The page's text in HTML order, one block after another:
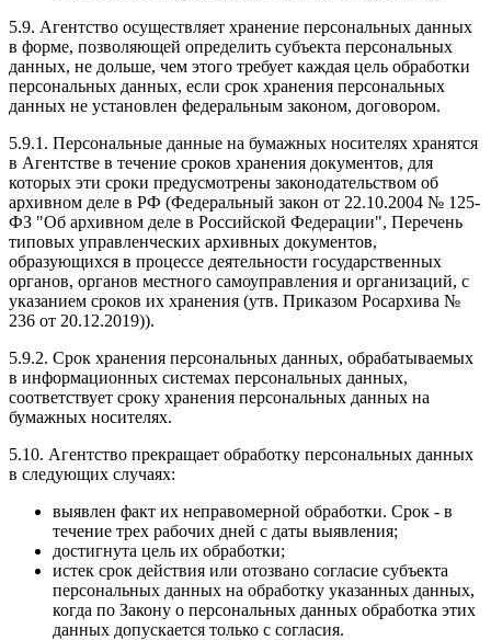
5.9. Агентство осуществляет хранение персональных данных
в форме, позволяющей определить субъекта персональных
данных, не дольше, чем этого требует каждая цель обработки
персональных данных, если срок хранения персональных
данных не установлен федеральным законом, договором.
5.9.1. Персональные данные на бумажных носителях хранятся
в Агентстве в течение сроков хранения документов, для
которых эти сроки предусмотрены законодательством об
архивном деле в РФ (Федеральный закон от 22.10.2004 № 125-
ФЗ "Об архивном деле в Российской Федерации", Перечень
типовых управленческих архивных документов,
образующихся в процессе деятельности государственных
органов, органов местного самоуправления и организаций, с
указанием сроков их хранения (утв. Приказом Росархива №
236 от 20.12.2019)).
5.9.2. Срок хранения персональных данных, обрабатываемых
в информационных системах персональных данных,
соответствует сроку хранения персональных данных на
бумажных носителях.
5.10. Агентство прекращает обработку персональных данных
в следующих случаях:
выявлен факт их неправомерной обработки. Срок - в
течение трех рабочих дней с даты выявления;
достигнута цель их обработки;
истек срок действия или отозвано согласие субъекта
персональных данных на обработку указанных данных,
когда по Закону о персональных данных обработка этих
данных допускается только с согласия.